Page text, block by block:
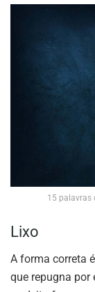
15 palavras
Lixo
A forma correta é
que repugna por